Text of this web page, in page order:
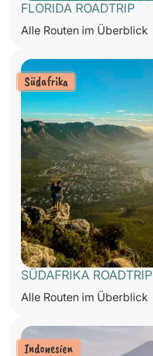
FLORIDA ROADTRIP
Alle Routen im Überblick
Südafrika
SÜDAFRIKA ROADTRIP
Alle Routen im Überblick
Indonesien